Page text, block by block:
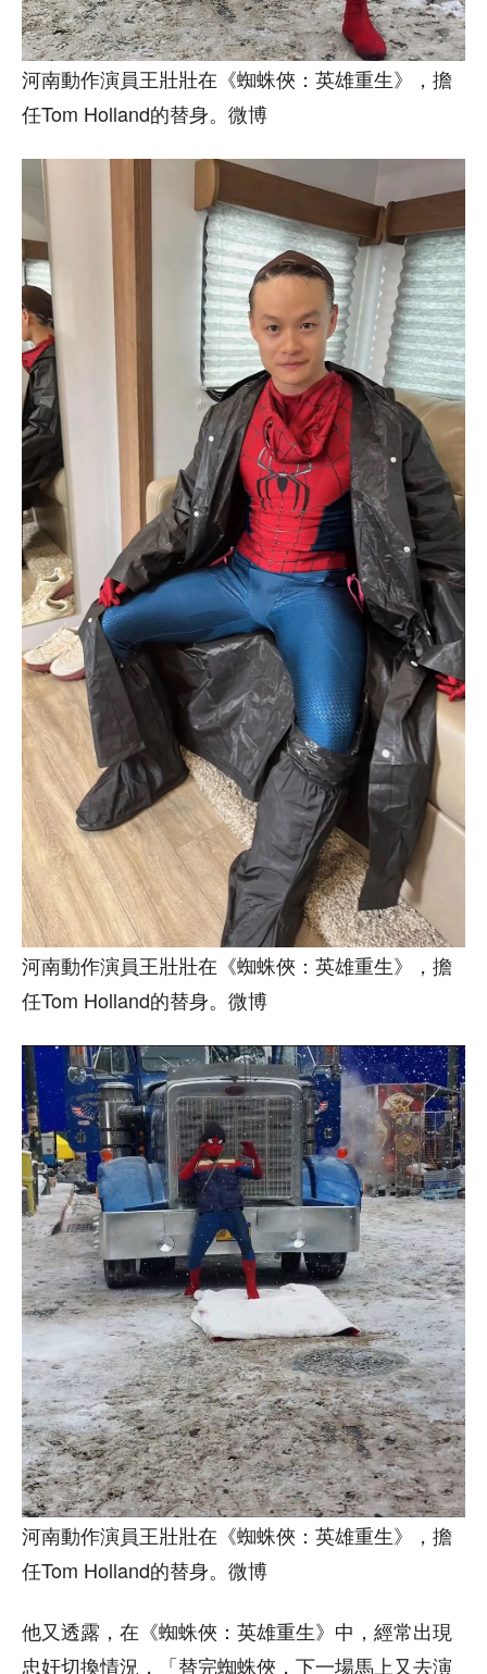
河南動作演員王壯壯在《蜘蛛俠：英雄重生》，擔
任Tom Holland的替身。微博
河南動作演員王壯壯在《蜘蛛俠：英雄重生》，擔
任Tom Holland的替身。微博
河南動作演員王壯壯在《蜘蛛俠：英雄重生》，擔
任Tom Holland的替身。微博
他又透露，在《蜘蛛俠：英雄重生》中，經常出現
忠奸切換情況，「替完蜘蛛俠，下一場馬上又去演